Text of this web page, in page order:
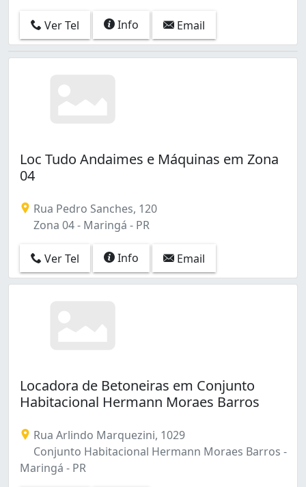
Ver Tel Info Email
Loc Tudo Andaimes e Máquinas em Zona
04
Rua Pedro Sanches, 120
Zona 04 - Maringá - PR
Ver Tel Info Email
Locadora de Betoneiras em Conjunto
Habitacional Hermann Moraes Barros
Rua Arlindo Marquezini, 1029
Conjunto Habitacional Hermann Moraes Barros -
Maringá - PR